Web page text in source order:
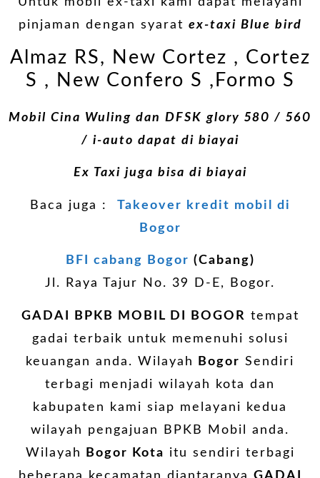
pinjaman dengan syarat ex-taxi Blue bird
Almaz RS, New Cortez , Cortez
S , New Confero S ,Formo S
Mobil Cina Wuling dan DFSK glory 580 / 560
/ i-auto dapat di biayai
Ex Taxi juga bisa di biayai
Baca juga : Takeover kredit mobil di
Bogor
BFI cabang Bogor (Cabang)
Jl. Raya Tajur No. 39 D-E, Bogor.
GADAI BPKB MOBIL DI BOGOR tempat
gadai terbaik untuk memenuhi solusi
keuangan anda. Wilayah
Bogor Sendiri
terbagi menjadi wilayah kota dan
kabupaten kami siap melayani kedua
wilayah pengajuan BPKB Mobil anda.
Wilayah
Bogor Kota itu sendiri terbagi